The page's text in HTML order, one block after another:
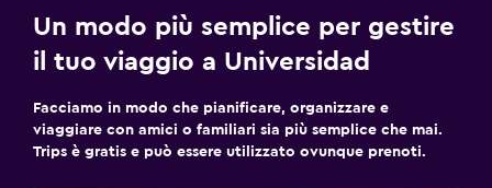
Un modo più semplice per gestire
il tuo viaggio a Universidad
Facciamo in modo che pianificare, organizzare e
viaggiare con amici o familiari sia più semplice che mai.
Trips è gratis e può essere utilizzato ovunque prenoti.